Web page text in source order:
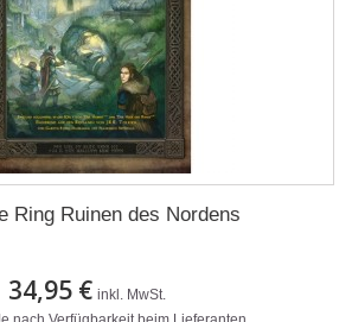
Ring Ruinen des Nordens
34,95 € inkl. MwSt.